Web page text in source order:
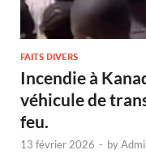
FAITS DIVERS
Incendie à
véhicule de
feu.
13 février 2026 - by